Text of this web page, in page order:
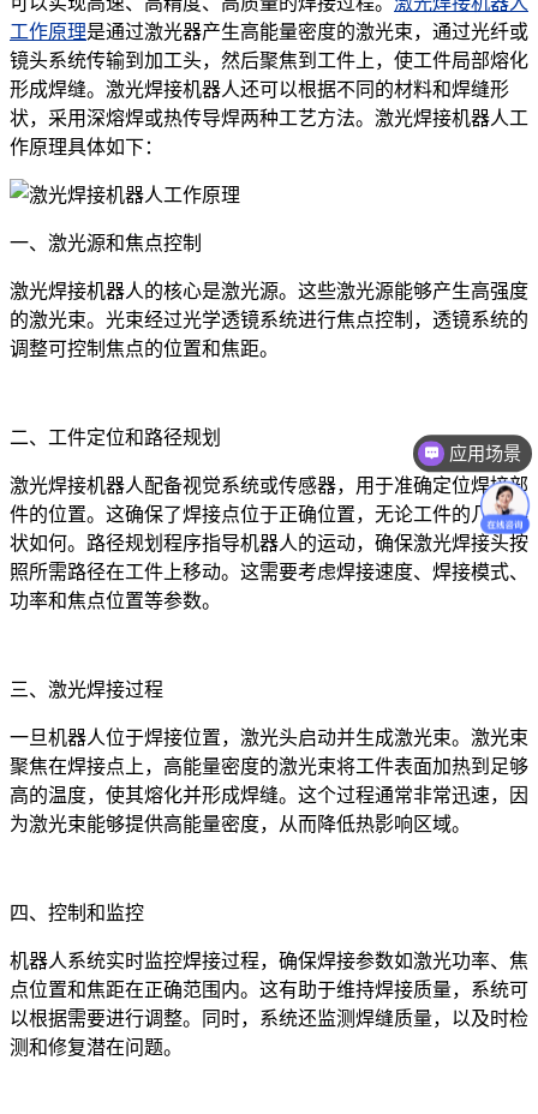
工作原理是通过激光器产生高能量密度的激光束，通过光纤或
镜头系统传输到加工头，然后聚焦到工件上，使工件局部熔化
形成焊缝。激光焊接机器人还可以根据不同的材料和焊缝形
状，采用深熔焊或热传导焊两种工艺方法。激光焊接机器人工
作原理具体如下：
一、激光源和焦点控制
激光焊接机器人的核心是激光源。这些激光源能够产生高强度
的激光束。光束经过光学透镜系统进行焦点控制，透镜系统的
调整可控制焦点的位置和焦距。
二、工件定位和路径规划
激光焊接机器人配备视觉系统或传感器，用于准确定位焊接部
件的位置。这确保了焊接点位于正确位置，无论工件的几何形
状如何。路径规划程序指导机器人的运动，确保激光焊接头按
照所需路径在工件上移动。这需要考虑焊接速度、焊接模式、
功率和焦点位置等参数。
三、激光焊接过程
一旦机器人位于焊接位置，激光头启动并生成激光束。激光束
聚焦在焊接点上，高能量密度的激光束将工件表面加热到足够
高的温度，使其熔化并形成焊缝。这个过程通常非常迅速，因
为激光束能够提供高能量密度，从而降低热影响区域。
四、控制和监控
机器人系统实时监控焊接过程，确保焊接参数如激光功率、焦
点位置和焦距在正确范围内。这有助于维持焊接质量，系统可
以根据需要进行调整。同时，系统还监测焊缝质量，以及时检
测和修复潜在问题。
应用场景